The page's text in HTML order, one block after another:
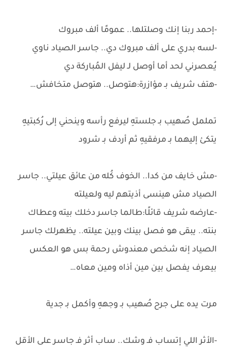
-إحمد ربنا إنك وصلتلها.. عمومًا ألف مبروك
-لسه بدري على ألف مبروك دي.. جاسر الصياد ناوي
يُعصرني لحد أما أوصل لـ ليفل المُباركة دي
-هتف شريف بـ مؤازرة:هتوصل.. هتوصل متخافش…
تململ صُهيب بـ جلستهِ ليرفع رأسه وينحني إلى رُكبتيهِ
يتكئ إليهما بـ مرفقيهِ ثم أردف بـ شرود
-مش خايف من كدا.. الخوف كُله من عائق عيلتي.. جاسر
الصياد مش هينسى أذيتهم ليه ولعيلته
-عارضه شريف قائلًا:طالما جاسر دخلك بيته وعطاك
بنته.. يبقى هو فصل بينك وبين عيلته.. يظهرلك جاسر
الصياد إنه شخص معندوش رحمة بس هو العكس
بيعرف يفصل بين مين أذاه ومين معاه…
مرت يده على جرح صُهيب بـ وجههِ وأكمل بـ جدية
-الأثر اللي إتساب فـ وشك.. ساب أثر فـ جاسر على الأقل